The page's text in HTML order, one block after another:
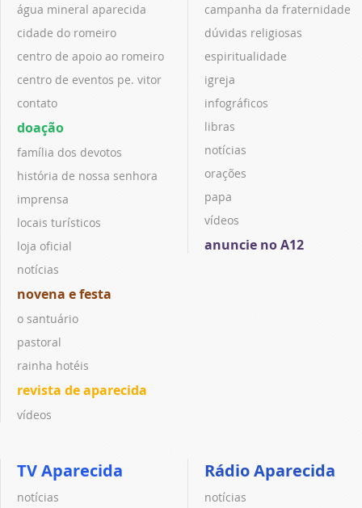
água mineral aparecida
cidade do romeiro
centro de apoio ao romeiro
centro de eventos pe. vitor
contato
doação
família dos devotos
história de nossa senhora
imprensa
locais turísticos
loja oficial
notícias
novena e festa
o santuário
pastoral
rainha hotéis
revista de aparecida
vídeos
campanha da fraternidade
dúvidas religiosas
espiritualidade
igreja
infográficos
libras
notícias
orações
papa
vídeos
anuncie no A12
TV Aparecida
notícias
Rádio Aparecida
notícias